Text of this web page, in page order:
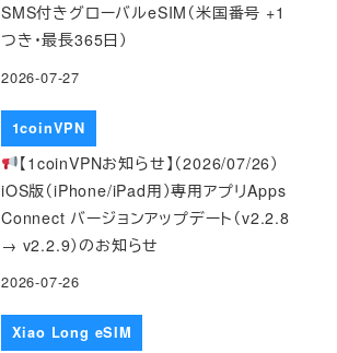
SMS付きグローバルeSIM（米国番号 +1
つき・最長365日）
2026-07-27
1coinVPN
【1coinVPNお知らせ】（2026/07/26）
iOS版（iPhone/iPad用）専用アプリApps
Connect バージョンアップデート（v2.2.8
→ v2.2.9）のお知らせ
2026-07-26
Xiao Long eSIM